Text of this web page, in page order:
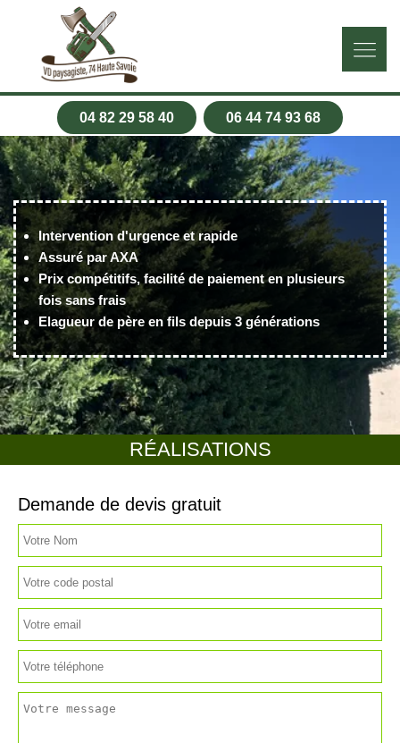
04 82 29 58 40 06 44 74 93 68
RÉALISATIONS
Intervention d'urgence et rapide
Assuré par AXA
Prix compétitifs, facilité de paiement en plusieurs
fois sans frais
Elagueur de père en fils depuis 3 générations
Demande de devis gratuit